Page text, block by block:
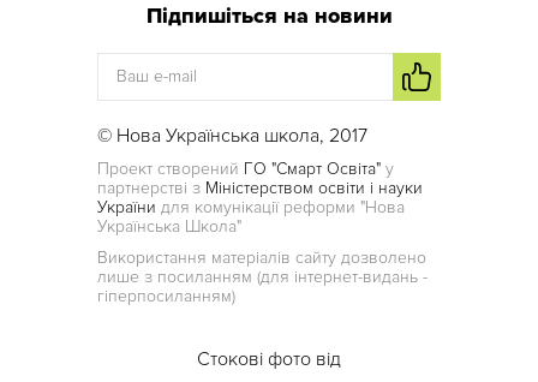
Підпишіться на новини
© Нова Українська школа, 2017
Проект створений ГО "Смарт Освіта" у
партнерстві з Міністерством освіти і науки
України для комунікації реформи "Нова
Українська Школа"
Використання матеріалів сайту дозволено
лише з посиланням (для інтернет-видань -
гіперпосиланням)
Стокові фото від